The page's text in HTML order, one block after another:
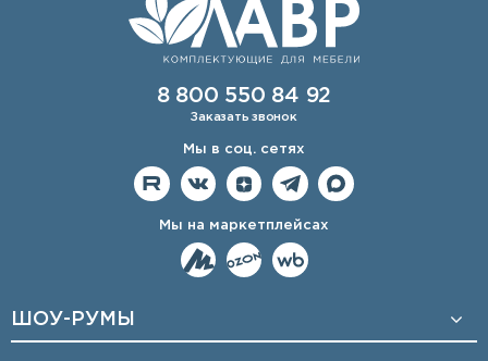
8 800 550 84 92
Заказать звонок
Мы в соц. сетях
Мы на маркетплейсах
ШОУ-РУМЫ